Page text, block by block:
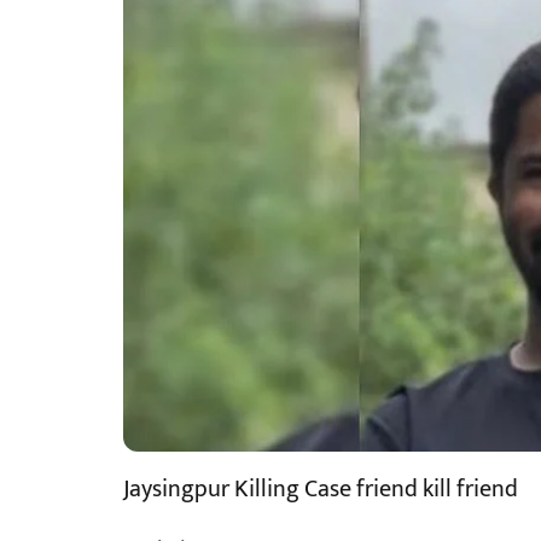
Jaysingpur Killing Case friend kill friend